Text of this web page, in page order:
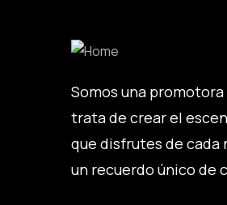
Somos una
trata de crear el
que disfrutes de cada
un recuerdo único de